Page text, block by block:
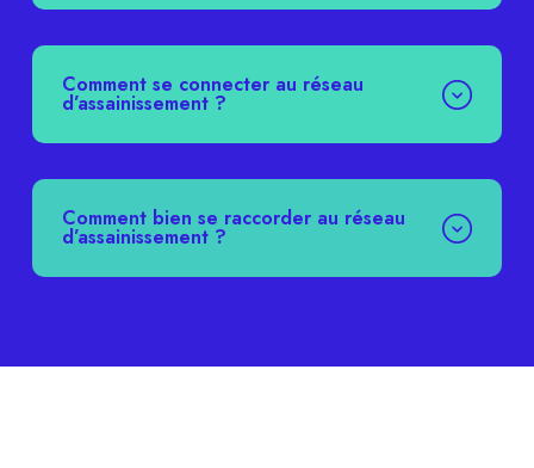
Comment se connecter au réseau
d’assainissement ?
Comment bien se raccorder au réseau
d’assainissement ?